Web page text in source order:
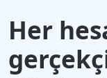
Her